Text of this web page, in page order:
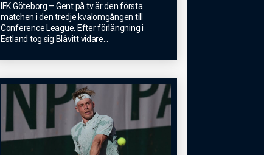
IFK Göteborg – Gent på tv är den första
matchen i den tredje kvalomgången till
Conference League. Efter förlängning i
Estland tog sig Blåvitt vidare